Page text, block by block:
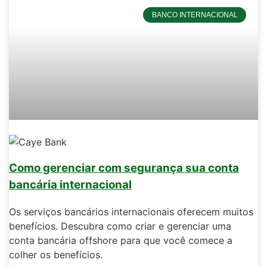
BANCO INTERNACIONAL
Como gerenciar com segurança sua conta
bancária internacional
Os serviços bancários internacionais oferecem muitos
benefícios. Descubra como criar e gerenciar uma
conta bancária offshore para que você comece a
colher os benefícios.